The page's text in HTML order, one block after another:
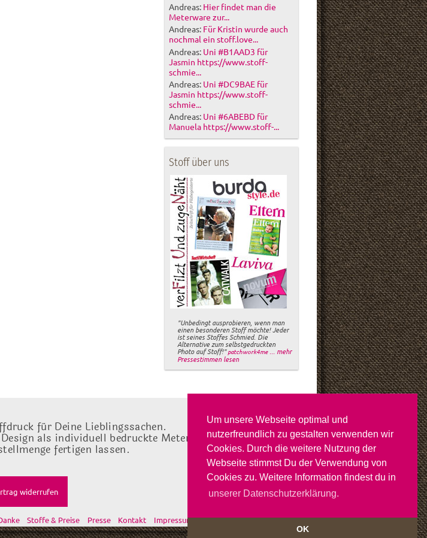
Um unsere Webseite optimal und
nutzerfreundlich zu gestalten verwenden wir
Cookies. Durch die weitere Nutzung der
Webseite stimmst Du der Verwendung von
Cookies zu. Weitere Information findest du in
unserer Datenschutzerklärung.
OK
Andreas: Hier findet man die
Meterware zur...
Andreas: Für Kristin wurde auch
nochmal ein stoff.love...
Andreas: Uni #B1AAD3 für
Jasmin https://www.stoff-
schmie...
Andreas: Uni #DC9BAE für
Jasmin https://www.stoff-
schmie...
Andreas: Uni #6ABEBD für
Manuela https://www.stoff-...
Stoff über uns
"Unbedingt ausprobieren, wenn man
einen besonderen Stoff möchte! Jeder
ist seines Stoffes Schmied. Die
Alternative zum selbstgedruckten
Photo auf Stoff!"patchwork4me
... mehr
Pressestimmen lesen
für Deine Lieblingssachen.
als individuell bedruckte Meterware in Deutschland
fertigen lassen.
widerrufen
Stoffe & Preise Presse Kontakt Impressum